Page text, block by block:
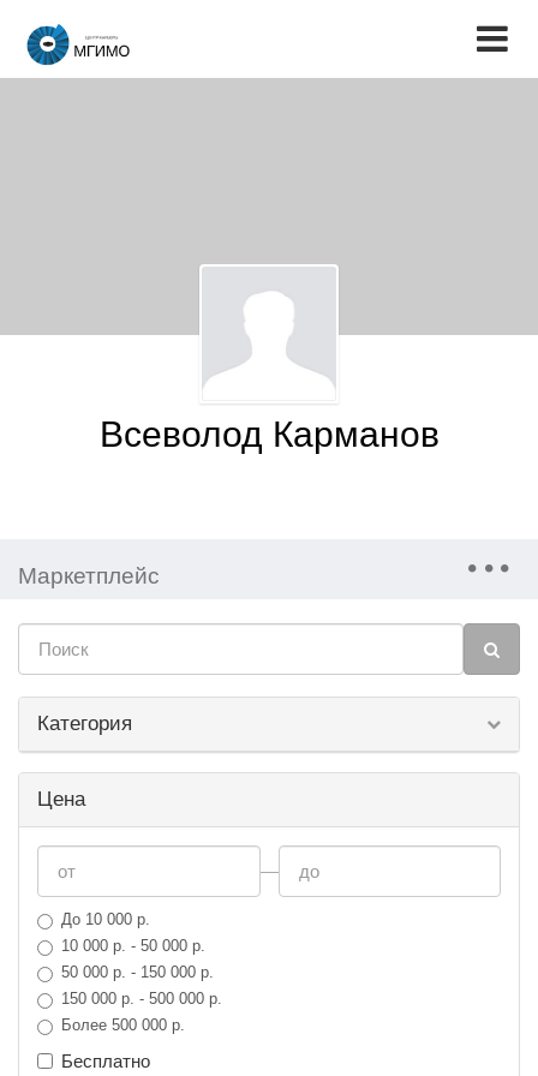
Всеволод Карманов
Маркетплейс
Категория
Цена
—
До 10 000 р.
10 000 р. - 50 000 р.
50 000 р. - 150 000 р.
150 000 р. - 500 000 р.
Более 500 000 р.
Бесплатно